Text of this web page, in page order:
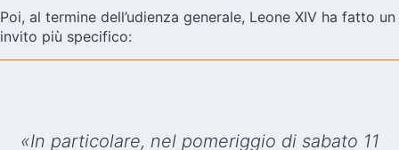
Poi, al termine dell’udienza generale, Leone XIV ha fatto un
invito più specifico:
«In particolare, nel pomeriggio di sabato 11